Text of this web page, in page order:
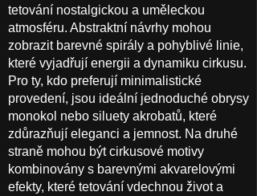
tetování nostalgickou a uměleckou
atmosféru. Abstraktní návrhy mohou
zobrazit barevné spirály a pohyblivé linie,
které vyjadřují energii a dynamiku cirkusu.
Pro ty, kdo preferují minimalistické
provedení, jsou ideální jednoduché obrysy
monokol nebo siluety akrobatů, které
zdůrazňují eleganci a jemnost. Na druhé
straně mohou být cirkusové motivy
kombinovány s barevnými akvarelovými
efekty, které tetování vdechnou život a